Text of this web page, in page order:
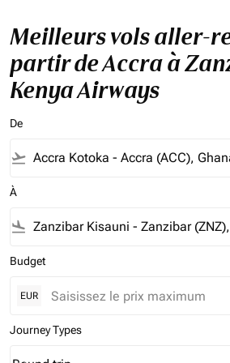
Meilleurs vols aller-
partir de Accra à
Kenya Airways
De
flight_takeoff
À
flight_land
Budget
EUR
Journey Types